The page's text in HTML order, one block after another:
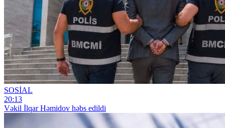
SOSİAL
20:13
Vəkil İlqar Həmidov həbs edildi